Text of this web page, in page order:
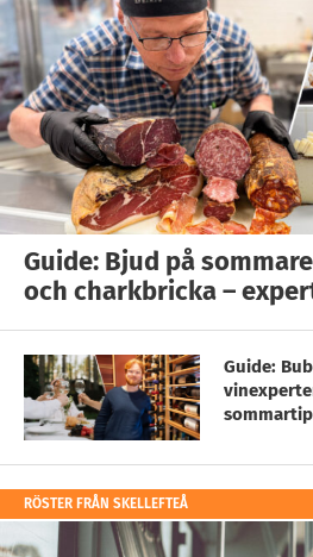
Guide: Bjud på
och charkbricka –
Guide:
RÖSTER FRÅN SKELLEFTEÅ